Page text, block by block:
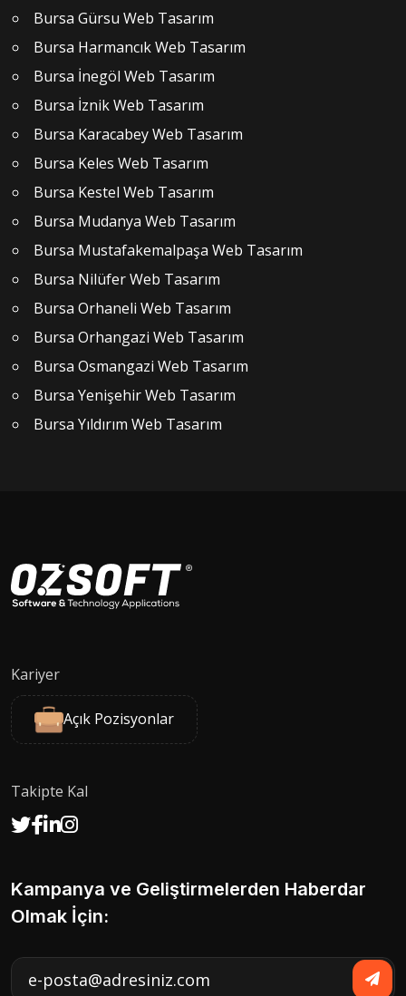
Bursa Gürsu Web Tasarım
Bursa Harmancık Web Tasarım
Bursa İnegöl Web Tasarım
Bursa İznik Web Tasarım
Bursa Karacabey Web Tasarım
Bursa Keles Web Tasarım
Bursa Kestel Web Tasarım
Bursa Mudanya Web Tasarım
Bursa Mustafakemalpaşa Web Tasarım
Bursa Nilüfer Web Tasarım
Bursa Orhaneli Web Tasarım
Bursa Orhangazi Web Tasarım
Bursa Osmangazi Web Tasarım
Bursa Yenişehir Web Tasarım
Bursa Yıldırım Web Tasarım
Kariyer
Açık Pozisyonlar
Takipte Kal
Kampanya ve Geliştirmelerden Haberdar
Olmak İçin: